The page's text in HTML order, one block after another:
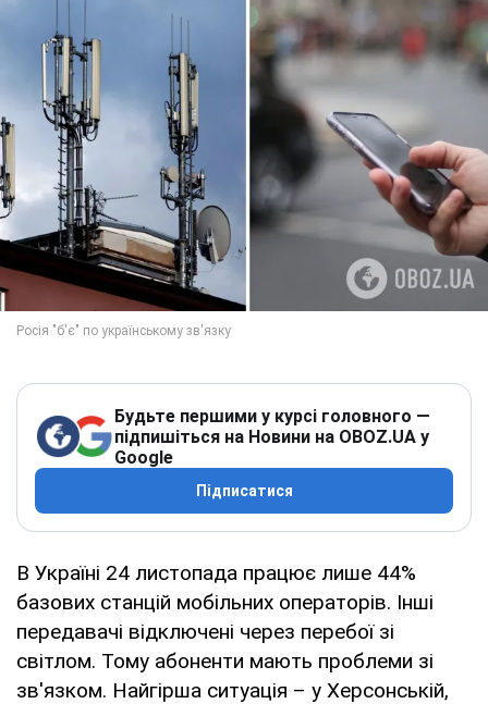
Будьте першими у курсі головного —
підпишіться на Новини на OBOZ.UA у
Google
Підписатися
В Україні 24 листопада працює лише 44%
базових станцій мобільних операторів. Інші
передавачі відключені через перебої зі
світлом. Тому абоненти мають проблеми зі
зв'язком. Найгірша ситуація – у Херсонській,